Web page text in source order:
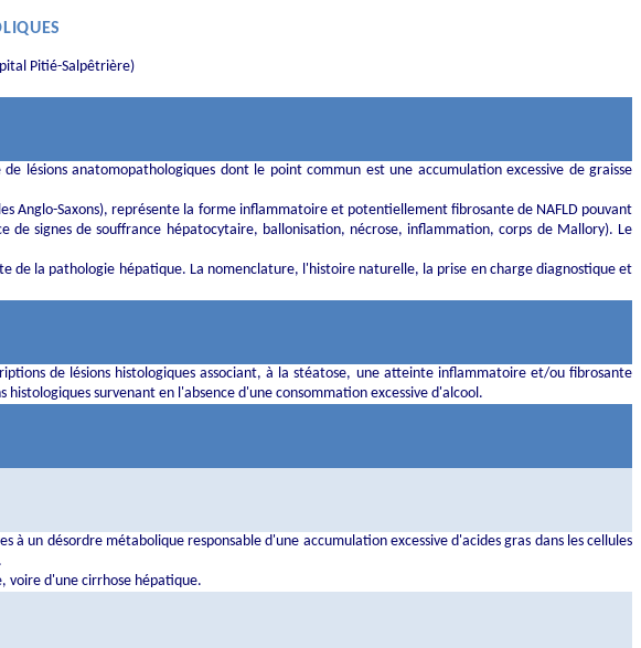
Pitié-Salpêtrière)
lésions anatomopathologiques dont le point commun est une accumulation excessive de graisse
Anglo-Saxons), représente la forme inflammatoire et potentiellement fibrosante de NAFLD pouvant
de signes de souffrance hépatocytaire, ballonisation, nécrose, inflammation, corps de Mallory). Le
de la pathologie hépatique. La nomenclature, l'histoire naturelle, la prise en charge diagnostique et
de lésions histologiques associant, à la stéatose, une atteinte inflammatoire et/ou fibrosante
survenant en l'absence d'une consommation excessive d'alcool.
un désordre métabolique responsable d'une accumulation excessive d'acides gras dans les cellules
voire d'une cirrhose hépatique.